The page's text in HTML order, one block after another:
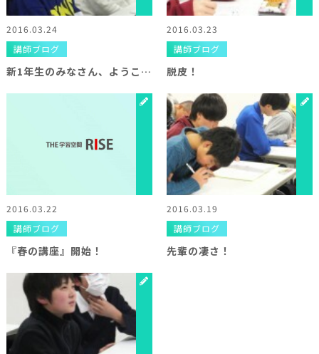
2016.03.24
講師ブログ
新1年生のみなさん、ようこそ！
2016.03.23
講師ブログ
脱皮！
2016.03.22
講師ブログ
『春の講座』開始！
2016.03.19
講師ブログ
先輩の凄さ！